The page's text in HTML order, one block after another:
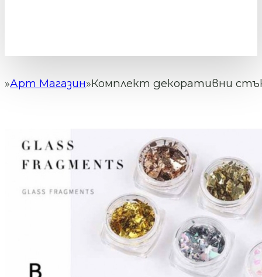
Начало
Арт Магазин Комплект декоративни